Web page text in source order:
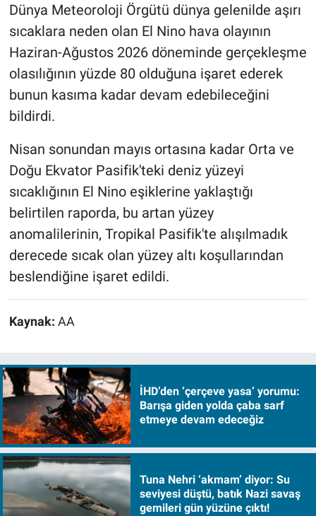
Dünya Meteoroloji Örgütü dünya gelenilde aşırı
sıcaklara neden olan El Nino hava olayının
Haziran-Ağustos 2026 döneminde gerçekleşme
olasılığının yüzde 80 olduğuna işaret ederek
bunun kasıma kadar devam edebileceğini
bildirdi.
Nisan sonundan mayıs ortasına kadar Orta ve
Doğu Ekvator Pasifik'teki deniz yüzeyi
sıcaklığının El Nino eşiklerine yaklaştığı
belirtilen raporda, bu artan yüzey
anomalilerinin, Tropikal Pasifik'te alışılmadık
derecede sıcak olan yüzey altı koşullarından
beslendiğine işaret edildi.
Kaynak: AA
İHD’den ‘çerçeve yasa’ yorumu:
Barışa giden yolda çaba sarf
etmeye devam edeceğiz
Tuna Nehri ‘akmam’ diyor: Su
seviyesi düştü, batık Nazi savaş
gemileri gün yüzüne çıktı!